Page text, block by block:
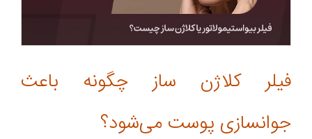
فیلر کلاژن ساز چگونه باعث
جوانسازی پوست می‌شود؟